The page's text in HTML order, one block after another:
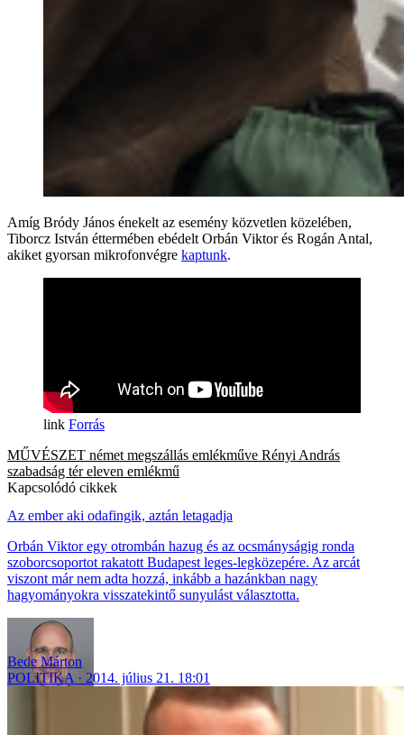
Amíg Bródy János énekelt az esemény közvetlen közelében,
Tiborcz István éttermében ebédelt Orbán Viktor és Rogán Antal,
akiket gyorsan mikrofonvégre kaptunk.
Forrás
MŰVÉSZET német megszállás emlékműve Rényi András
szabadság tér eleven emlékmű
Kapcsolódó cikkek
Az ember aki odafingik, aztán letagadja
Orbán Viktor egy otrombán hazug és az ocsmányságig ronda
szoborcsoportot rakatott Budapest leges-legközepére. Az arcát
viszont már nem adta hozzá, inkább a hazánkban nagy
hagyományokra visszatekintő sunyulást választotta.
Bede Márton
POLITIKA
2014. július 21. 18:01